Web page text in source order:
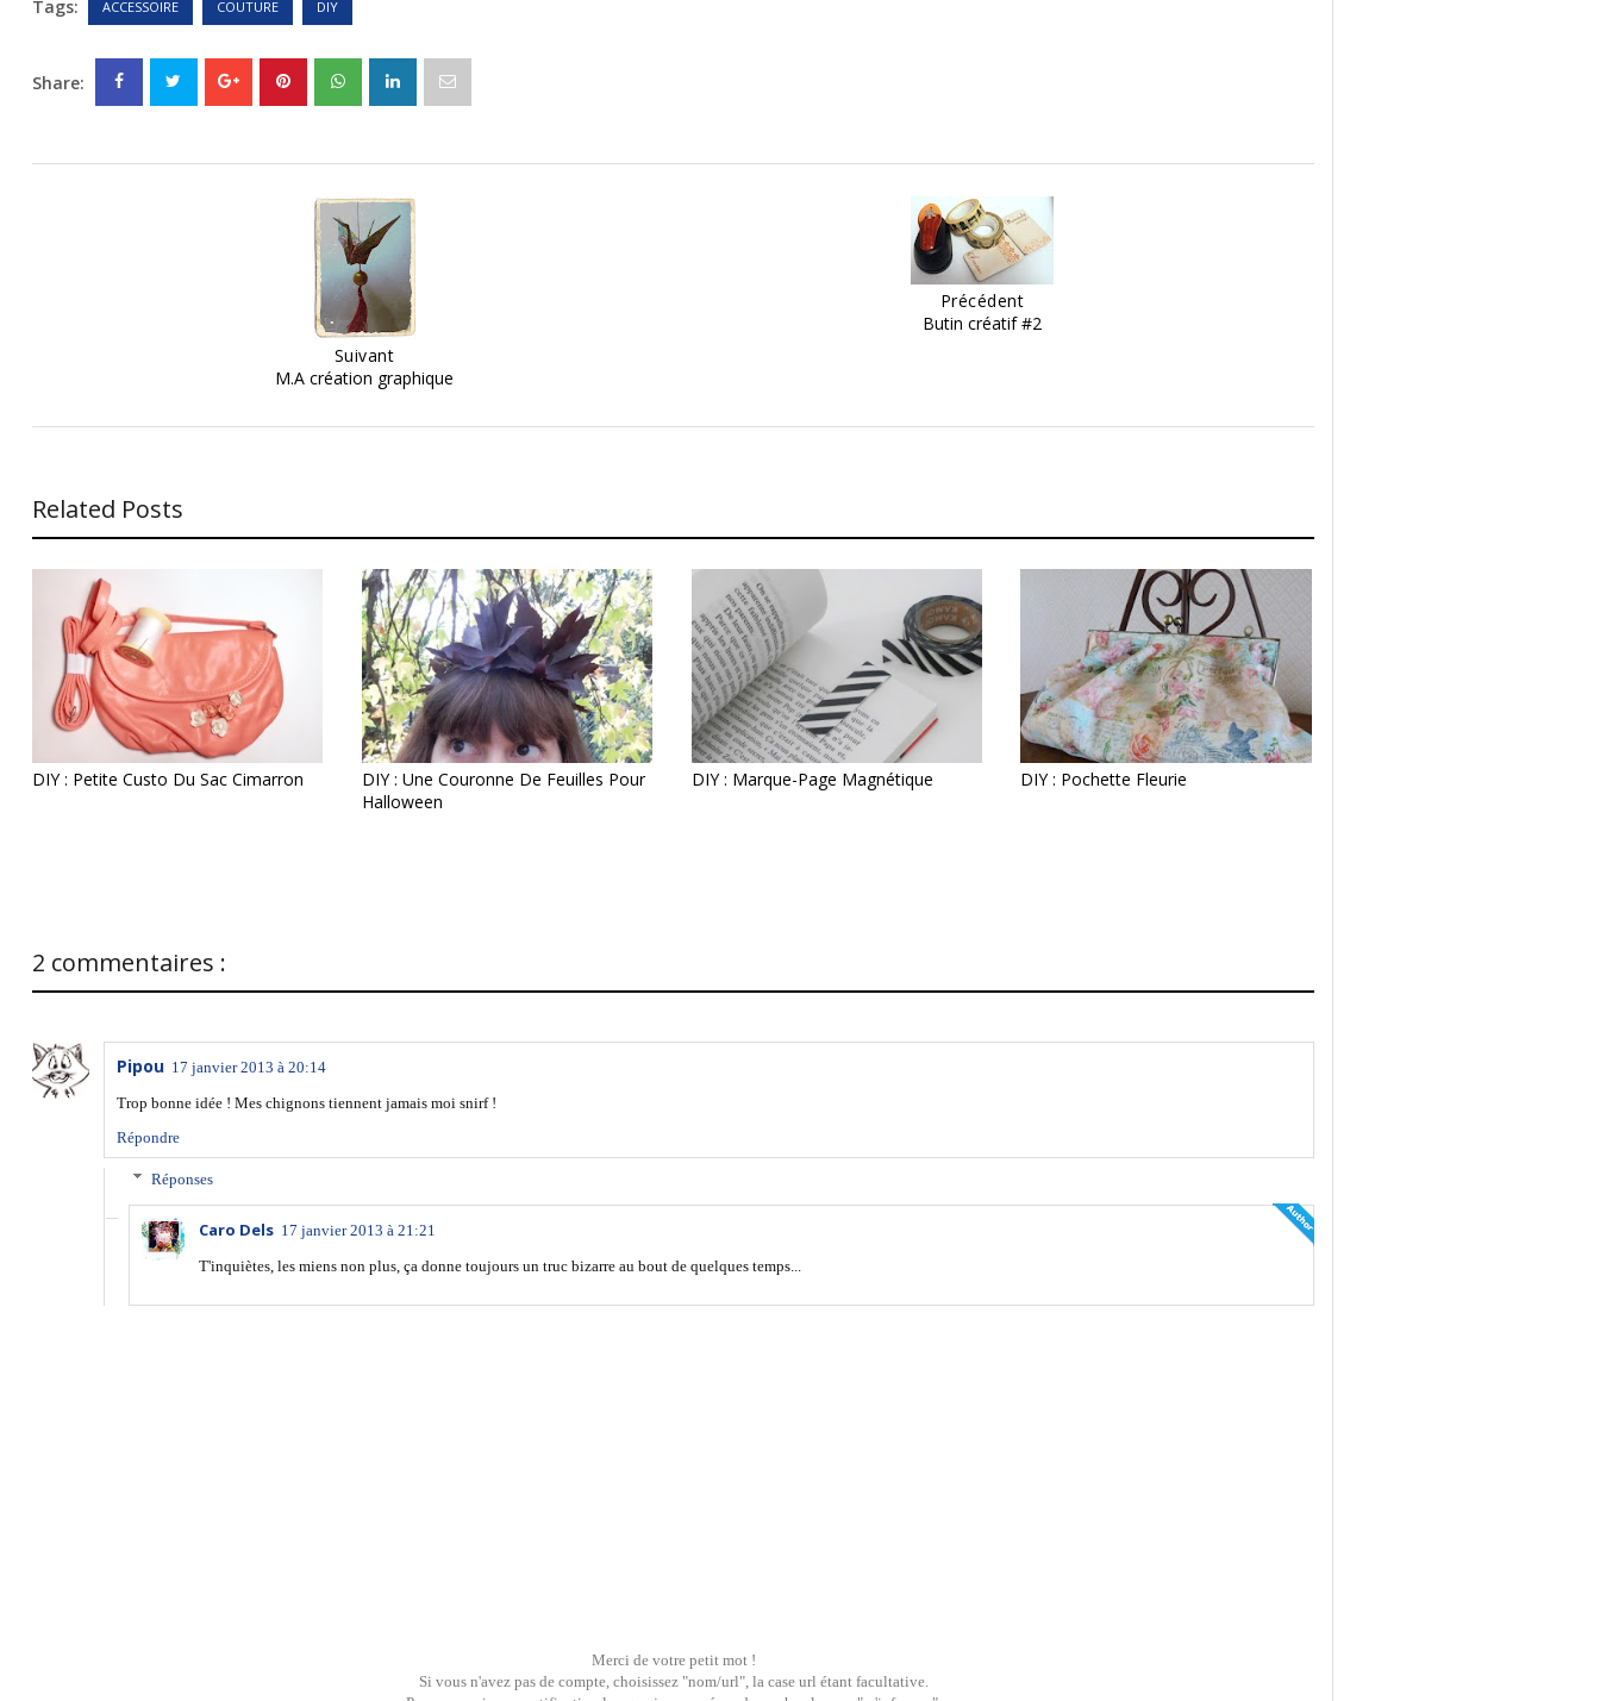
Tags: ACCESSOIRE COUTURE DIY
Share:
Suivant
M.A création graphique
Précédent
Butin créatif #2
Related Posts
DIY : Petite Custo Du Sac Cimarron
DIY : Une Couronne De Feuilles Pour
Halloween
DIY : Marque-Page Magnétique DIY : Pochette Fleurie
2 commentaires :
Pipou 17 janvier 2013 à 20:14
Trop bonne idée ! Mes chignons tiennent jamais moi snirf !
Répondre
Réponses
Caro Dels 17 janvier 2013 à 21:21
T'inquiètes, les miens non plus, ça donne toujours un truc bizarre au bout de quelques temps...
Merci de votre petit mot !
Si vous n'avez pas de compte, choisissez "nom/url", la case url étant facultative.